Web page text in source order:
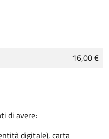
16,00 €
di avere:
digitale), carta